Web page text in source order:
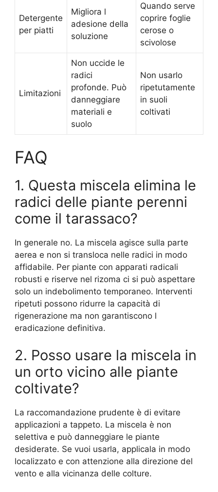
Detergente
per piatti
Migliora l
adesione della
soluzione
Quando serve
coprire foglie
cerose o
scivolose
Limitazioni
Non uccide le
radici
profonde. Può
danneggiare
materiali e
suolo
Non usarlo
ripetutamente
in suoli
coltivati
FAQ
1. Questa miscela elimina le
radici delle piante perenni
come il tarassaco?
In generale no. La miscela agisce sulla parte
aerea e non si transloca nelle radici in modo
affidabile. Per piante con apparati radicali
robusti e riserve nel rizoma ci si può aspettare
solo un indebolimento temporaneo. Interventi
ripetuti possono ridurre la capacità di
rigenerazione ma non garantiscono l
eradicazione definitiva.
2. Posso usare la miscela in
un orto vicino alle piante
coltivate?
La raccomandazione prudente è di evitare
applicazioni a tappeto. La miscela è non
selettiva e può danneggiare le piante
desiderate. Se vuoi usarla, applicala in modo
localizzato e con attenzione alla direzione del
vento e alla vicinanza delle colture.